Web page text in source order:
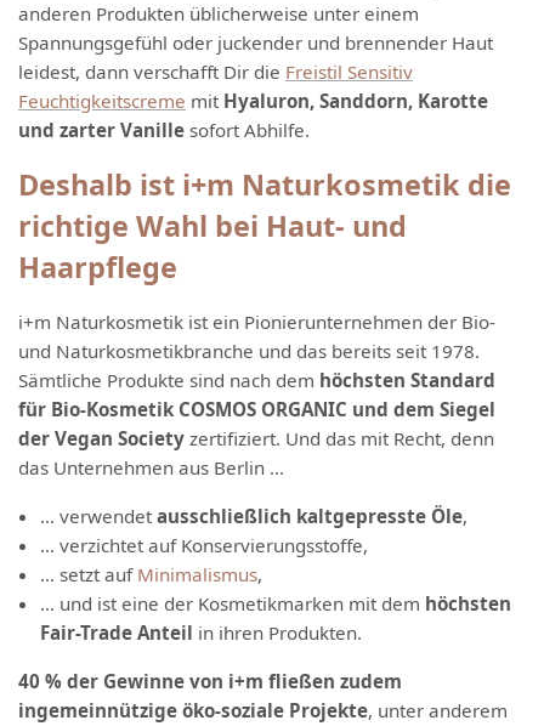
anderen Produkten üblicherweise unter einem
Spannungsgefühl oder juckender und brennender Haut
leidest, dann verschafft Dir die Freistil Sensitiv
Feuchtigkeitscreme mit Hyaluron, Sanddorn, Karotte
und zarter Vanille sofort Abhilfe.
Deshalb ist i+m Naturkosmetik die
richtige Wahl bei Haut- und
Haarpflege
i+m Naturkosmetik ist ein Pionierunternehmen der Bio-
und Naturkosmetikbranche und das bereits seit 1978.
Sämtliche Produkte sind nach dem höchsten Standard
für Bio-Kosmetik COSMOS ORGANIC und dem Siegel
der Vegan Society zertifiziert. Und das mit Recht, denn
das Unternehmen aus Berlin …
… verwendet ausschließlich kaltgepresste Öle,
… verzichtet auf Konservierungsstoffe,
… setzt auf Minimalismus,
… und ist eine der Kosmetikmarken mit dem höchsten
Fair-Trade Anteil in ihren Produkten.
40 % der Gewinne von i+m fließen zudem
ingemeinnützige öko-soziale Projekte, unter anderem